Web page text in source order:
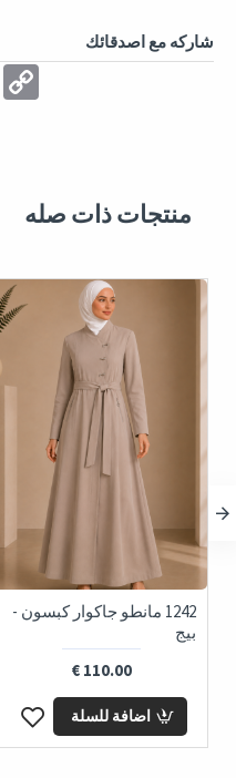
شاركه مع اصدقائك
Copy
Link
منتجات ذات صله
1242 مانطو جاكوار كبسون -
بيج
110.00 €
اضافة للسلة